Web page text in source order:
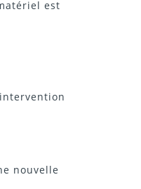
est
nouvelle